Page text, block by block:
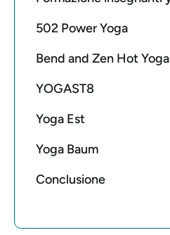
502 Power Yoga
Bend and Zen Hot Yoga
YOGAST8
Yoga Est
Yoga Baum
Conclusione